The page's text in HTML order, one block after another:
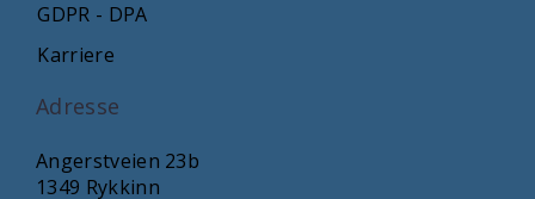
GDPR - DPA
Karriere
Adresse
Angerstveien 23b
1349 Rykkinn